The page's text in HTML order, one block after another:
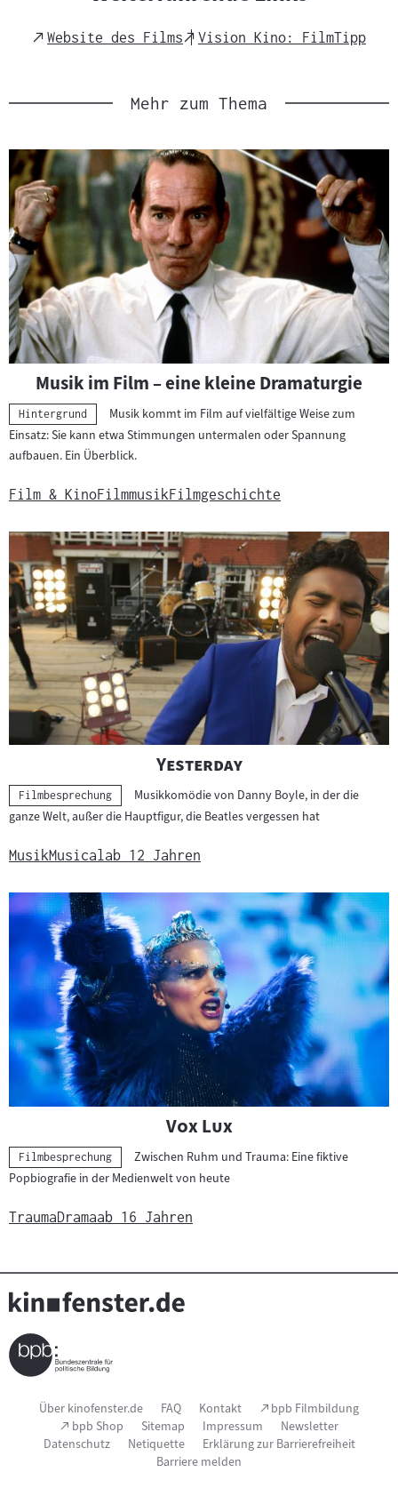
External
Website des Films
External
Vision Kino: FilmTipp
Mehr zum Thema
Musik im Film – eine kleine Dramaturgie
Kategorie:
Hintergrund
Musik kommt im Film auf vielfältige Weise zum
Einsatz: Sie kann etwa Stimmungen untermalen oder Spannung
aufbauen. Ein Überblick.
Film & KinoFilmmusikFilmgeschichte
"
Yesterday"
Kategorie:
Filmbesprechung
Musikkomödie von Danny Boyle, in der die
ganze Welt, außer die Hauptfigur, die Beatles vergessen hat
MusikMusical ab 12 Jahren
"
Vox Lux"
Kategorie:
Filmbesprechung
Zwischen Ruhm und Trauma: Eine fiktive
Popbiografie in der Medienwelt von heute
TraumaDramaab 16 Jahren
Seitenfußnavigation
Über kinofenster.de FAQ Kontakt (Link
öffnet
im
neuen
bpb Filmbildung
(Link
öffnet
im
bpb Shop Sitemap Impressum
Newsletter
Datenschutz
Netiquette
Erklärung zur Barrierefreiheit
Barriere melden